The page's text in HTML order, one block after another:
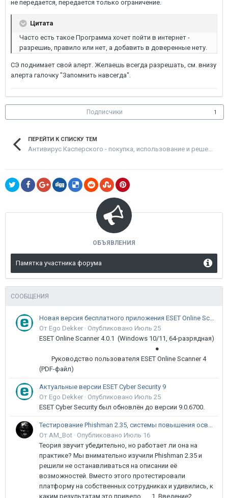
не передается, передается только ограничение.
Цитата
Часто есть такое Программа хочет пойти в интернет -
разрешиь, правило или нет, а добавить в доверенные нету.
СЭ поднимает свой алерт. Желаешь всегда разрешать, см. внизу
алерта галочку "Запомнить навсегда".
Подписчики 1
ПЕРЕЙТИ К СПИСКУ ТЕМ
ОБЪЯВЛЕНИЯ
Памятка участника форума
СООБЩЕНИЯ
Новая версия бесплатного приложения ESET Online Scanner доступна пользователям
От Ego Dekker · Опубликовано Июль 25
ESET Online Scanner 4.0.1 (Windows 10/11, 64-разрядная)
●
Руководство пользователя ESET Online Scanner 4
(PDF-файл)
Актуальные версии ESET Cyber Security 9
От Ego Dekker · Опубликовано Июль 25
ESET Cyber Security был обновлён до версии 9.0.6700.
Тестирование Phishman 2.35, системы повышения осведомлённости пользователей в сфере ИБ
От AM_Bot · Опубликовано Июль 16
Теория звучит убедительно, но работает ли она на
практике? Мы внимательно изучили Phishman 2.35 и
решили не останавливаться на описании её
возможностей. Вместо этого протестировали
платформу на собственных сотрудниках и удивились, к
каким результатам это привело. 1. Введение2...